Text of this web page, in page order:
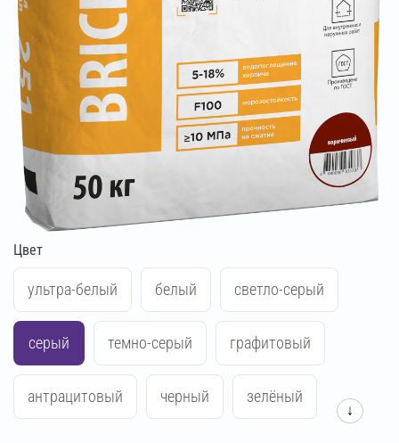
Цвет
ультра-белый белый светло-серый
серый темно-серый графитовый
антрацитовый черный зелёный
↓